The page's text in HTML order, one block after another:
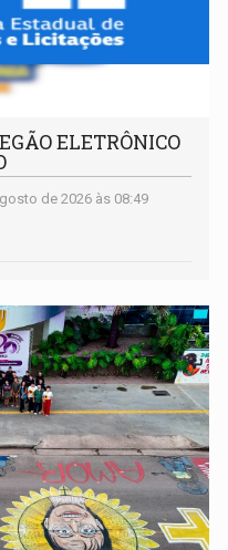
ELETRÔNICO
de 2026 às 08:49